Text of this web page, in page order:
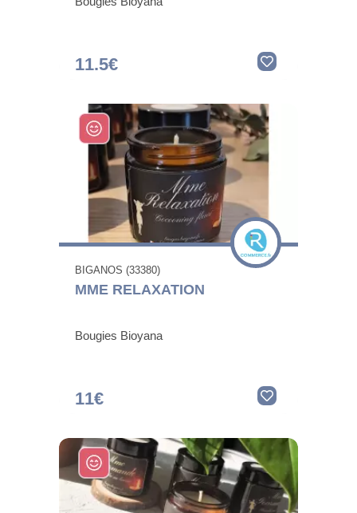
11.5€
BIGANOS (33380)
MME RELAXATION
Bougies Bioyana
11€